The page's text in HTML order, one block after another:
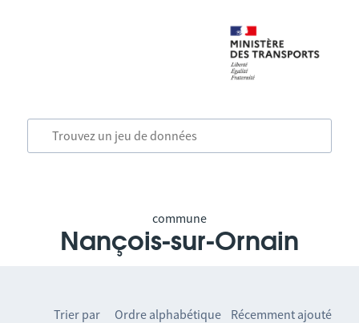
commune
Nançois-sur-Ornain
Trier par Ordre alphabétique Récemment ajouté